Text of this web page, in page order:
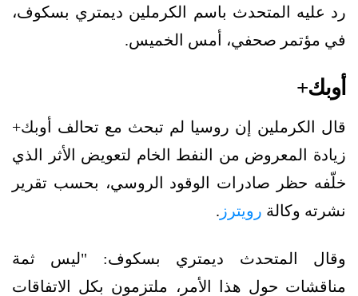
رد عليه المتحدث باسم الكرملين ديمتري بسكوف،
في مؤتمر صحفي، أمس الخميس.
أوبك+
قال الكرملين إن روسيا لم تبحث مع تحالف أوبك+
زيادة المعروض من النفط الخام لتعويض الأثر الذي
خلّفه حظر صادرات الوقود الروسي، بحسب تقرير
نشرته وكالة رويترز .
وقال المتحدث ديمتري بسكوف: "ليس ثمة
مناقشات حول هذا الأمر، ملتزمون بكل الاتفاقات